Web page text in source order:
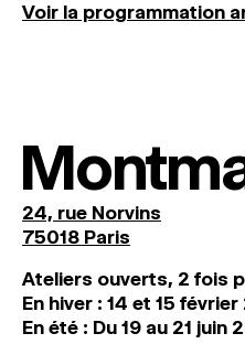
Voir la programmation
24, rue Norvins
75018 Paris
Ateliers ouverts, 2 fois
En hiver : 14 et 15
En été : Du 19 au 21 juin